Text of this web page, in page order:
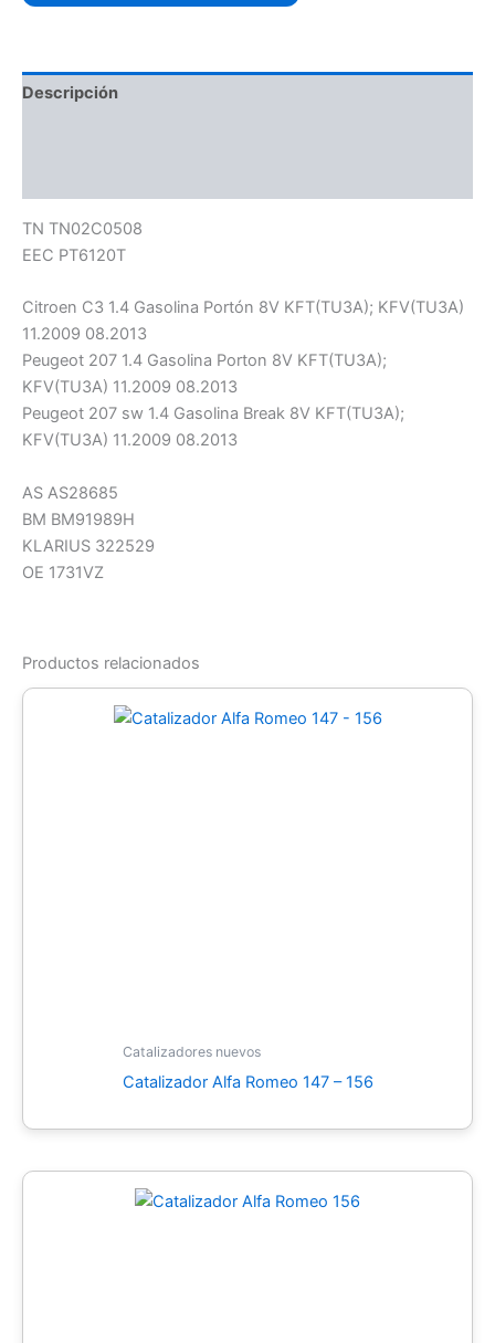
Descripción
TN TN02C0508
EEC PT6120T
Citroen C3 1.4 Gasolina Portón 8V KFT(TU3A); KFV(TU3A)
11.2009 08.2013
Peugeot 207 1.4 Gasolina Porton 8V KFT(TU3A);
KFV(TU3A) 11.2009 08.2013
Peugeot 207 sw 1.4 Gasolina Break 8V KFT(TU3A);
KFV(TU3A) 11.2009 08.2013
AS AS28685
BM BM91989H
KLARIUS 322529
OE 1731VZ
Productos relacionados
Catalizadores nuevos
Catalizador Alfa Romeo 147 – 156